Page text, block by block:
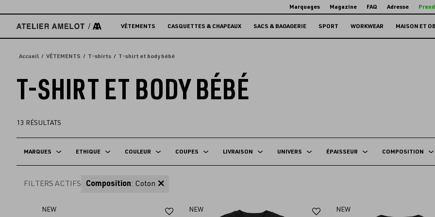
directement
contenu
Marquages Magazine FAQ Adresse
VÊTEMENTS CASQUETTES & CHAPEAUX SACS & BAGAGERIE SPORT WORKWEAR MAISON ET
Accueil VÊTEMENTS T-shirts T-shirt et body bébé
T-SHIRT ET BODY BÉBÉ
13 RÉSULTATS
MARQUES ETHIQUE COULEUR COUPES LIVRAISON UNIVERS ÉPAISSEUR COMPOSITION
FILTERS ACTIFS Composition: Coton
NEW
Ajouter
NEW
Ajouter
NEW